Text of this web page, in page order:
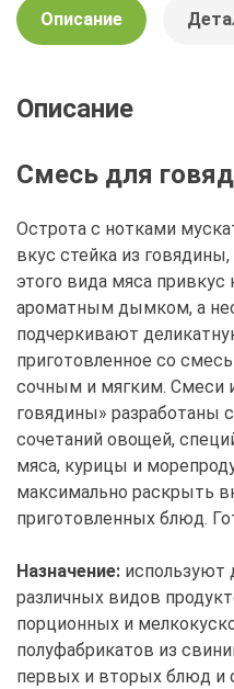
Описание
Описание
Смесь для
Острота с нотками
вкус стейка из
этого вида мяса привкус
ароматным дымком, а
подчеркивают
приготовленное со
сочным и мягким. Смеси
говядины» разработаны
сочетаний овощей,
мяса, курицы и
максимально раскрыть
приготовленных блюд.
Назначение: используют
различных видов
порционных и
полуфабрикатов из
первых и вторых блюд и